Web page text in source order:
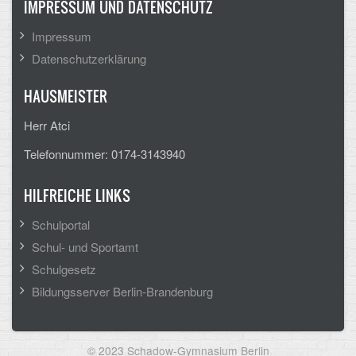
Lernraum Berlin
Nextcloud (Eigene Dateien und Tauschordner)
Gitlab
IMPRESSUM UND DATENSCHUTZ
Impressum
Datenschutzerklärung
HAUSMEISTER
Herr Atci
Telefonnummer: 0174-3143940
HILFREICHE LINKS
Schulportal
Schul- und Sportamt
Schulgesetz
Bildungsserver Berlin-Brandenburg
© 2023 Schadow-Gymnasium Berlin